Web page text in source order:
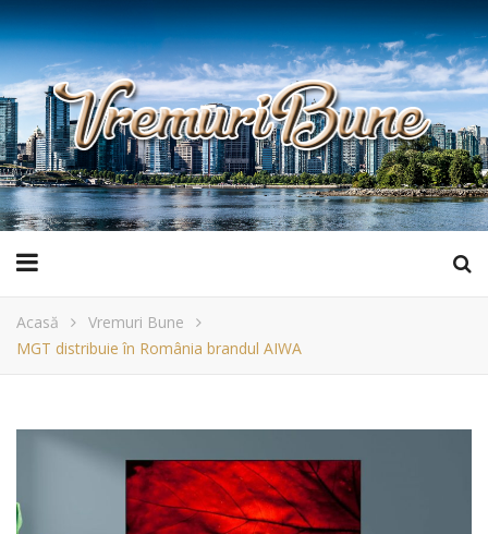
Acasă
Vremuri Bune
MGT distribuie în România brandul AIWA